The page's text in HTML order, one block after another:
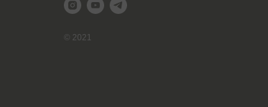
© 2021